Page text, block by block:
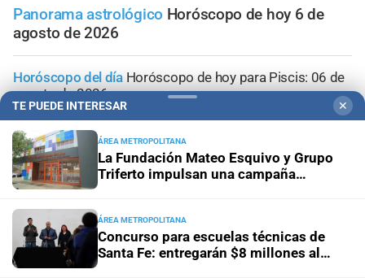
Panorama astrológico Horóscopo de hoy 6 de
agosto de 2026
Horóscopo del día Horóscopo de hoy para Piscis: 06 de
agosto de 2026
Horóscopo del díaHoróscopo de hoy para Acuario: 06
de agosto de 2026
06 de agosto de 2026
Horóscopo del díaHoróscopo de hoy para Sagitario: 06
de agosto de 2026
TE PUEDE INTERESAR ✕
ÁREA METROPOLITANA
La Fundación Mateo Esquivo y Grupo
Triferto impulsan una campaña
cáncer
ÁREA METROPOLITANA
Concurso para escuelas técnicas de
Santa Fe: entregarán $8 millones al